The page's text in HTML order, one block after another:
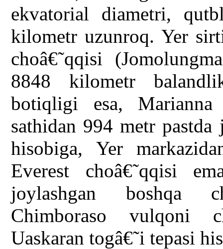
ekvatorial diametri,
kilometr uzunroq. Yer
choâ€˜qqisi
8848 kilometr
botiqligi esa,
sathidan 994 metr
hisobiga, Yer
Everest choâ€˜qqisi
joylashgan boshqa
Chimboraso vulqoni
Uaskaran togâ€˜i tepasi